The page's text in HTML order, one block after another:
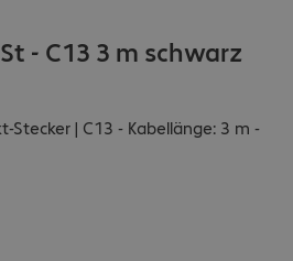
- C13 3 m schwarz
Stecker | C13 - Kabellänge: 3 m -